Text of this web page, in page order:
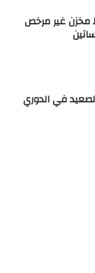
مخزن غير مرخص
في الدوري